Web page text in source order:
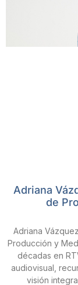
Adriana
de
Adriana
Producción y
décadas en
audiovisual,
visión